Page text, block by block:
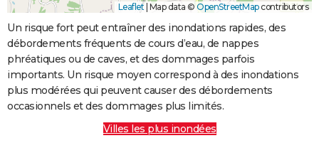
Leaflet | Map data © OpenStreetMapcontributors
Un risque fort peut entraîner des inondations rapides, des
débordements fréquents de cours d’eau, de nappes
phréatiques ou de caves, et des dommages parfois
importants. Un risque moyen correspond à des inondations
plus modérées qui peuvent causer des débordements
occasionnels et des dommages plus limités.
Villes les plus inondées